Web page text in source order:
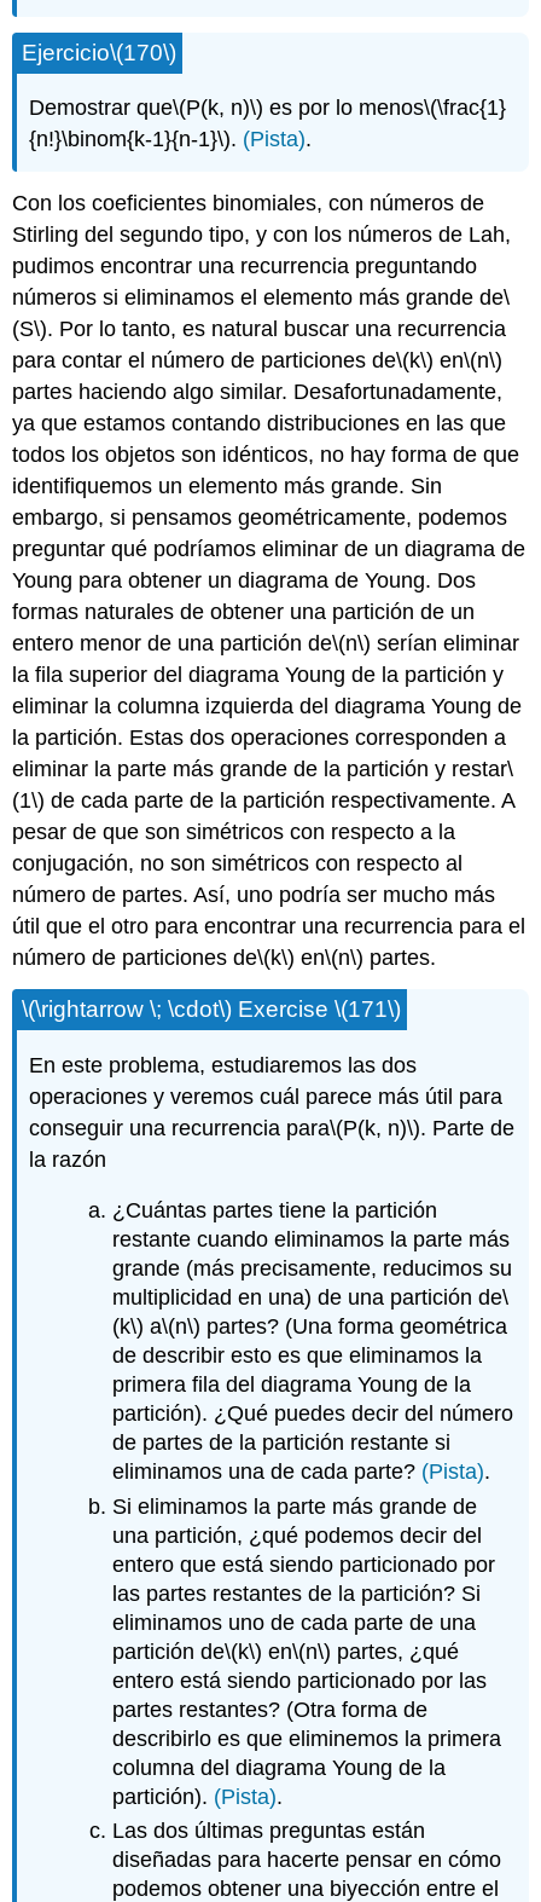
Ejercicio\(170\)
Demostrar que\(P(k, n)\) es por lo menos\(\frac{1}
{n!}\binom{k-1}{n-1}\). (Pista).
Con los coeficientes binomiales, con números de
Stirling del segundo tipo, y con los números de Lah,
pudimos encontrar una recurrencia preguntando
números si eliminamos el elemento más grande de\
(S\). Por lo tanto, es natural buscar una recurrencia
para contar el número de particiones de\(k\) en\(n\)
partes haciendo algo similar. Desafortunadamente,
ya que estamos contando distribuciones en las que
todos los objetos son idénticos, no hay forma de que
identifiquemos un elemento más grande. Sin
embargo, si pensamos geométricamente, podemos
preguntar qué podríamos eliminar de un diagrama de
Young para obtener un diagrama de Young. Dos
formas naturales de obtener una partición de un
entero menor de una partición de\(n\) serían eliminar
la fila superior del diagrama Young de la partición y
eliminar la columna izquierda del diagrama Young de
la partición. Estas dos operaciones corresponden a
eliminar la parte más grande de la partición y restar\
(1\) de cada parte de la partición respectivamente. A
pesar de que son simétricos con respecto a la
conjugación, no son simétricos con respecto al
número de partes. Así, uno podría ser mucho más
útil que el otro para encontrar una recurrencia para el
número de particiones de\(k\) en\(n\) partes.
\(\rightarrow \; \cdot\) Exercise\(171\)
En este problema, estudiaremos las dos
operaciones y veremos cuál parece más útil para
conseguir una recurrencia para\(P(k, n)\). Parte de
la razón
¿Cuántas partes tiene la partición
restante cuando eliminamos la parte más
grande (más precisamente, reducimos su
multiplicidad en una) de una partición de\
(k\) a\(n\) partes? (Una forma geométrica
de describir esto es que eliminamos la
primera fila del diagrama Young de la
partición). ¿Qué puedes decir del número
de partes de la partición restante si
eliminamos una de cada parte? (Pista).
Si eliminamos la parte más grande de
una partición, ¿qué podemos decir del
entero que está siendo particionado por
las partes restantes de la partición? Si
eliminamos uno de cada parte de una
partición de\(k\) en\(n\) partes, ¿qué
entero está siendo particionado por las
partes restantes? (Otra forma de
describirlo es que eliminemos la primera
columna del diagrama Young de la
partición). (Pista).
Las dos últimas preguntas están
diseñadas para hacerte pensar en cómo
podemos obtener una biyección entre el